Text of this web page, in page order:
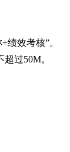
效考核”。
过50M。